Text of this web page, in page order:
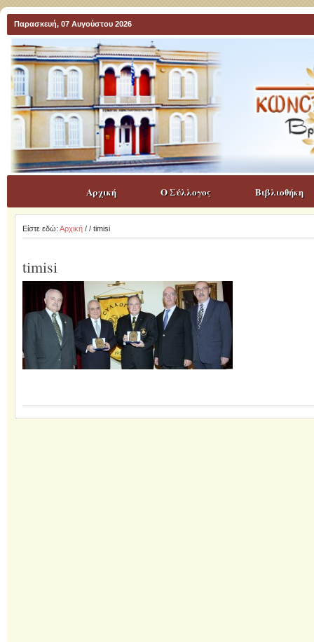
Παρασκευή, 07 Αυγούστου 2026
Αρχική Ο Σύλλογος Βιβλιοθήκη
Είστε εδώ: Αρχική/ / timisi
timisi